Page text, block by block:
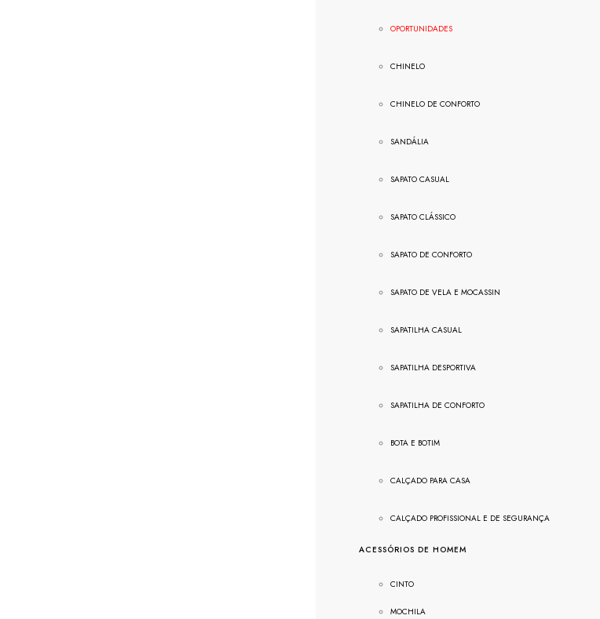
OPORTUNIDADES
CHINELO
CHINELO DE CONFORTO
SANDÁLIA
SAPATO CASUAL
SAPATO CLÁSSICO
SAPATO DE CONFORTO
SAPATO DE VELA E MOCASSIN
SAPATILHA CASUAL
SAPATILHA DESPORTIVA
SAPATILHA DE CONFORTO
BOTA E BOTIM
CALÇADO PARA CASA
CALÇADO PROFISSIONAL E DE SEGURANÇA
ACESSÓRIOS DE HOMEM
CINTO
MOCHILA